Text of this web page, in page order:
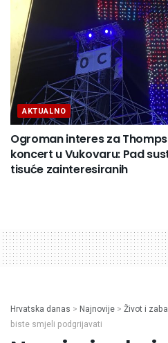
AKTUALNO
Ogroman interes za
koncert u Vukovaru: Pad
tisuće zainteresiranih
Hrvatska danas > Najnovije > Život i
biste smjeli podgrijavati